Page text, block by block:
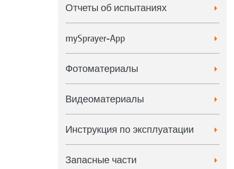
Отчеты об испытаниях
mySprayer-App
Фотоматериалы
Видеоматериалы
Инструкция по эксплуатации
Запасные части